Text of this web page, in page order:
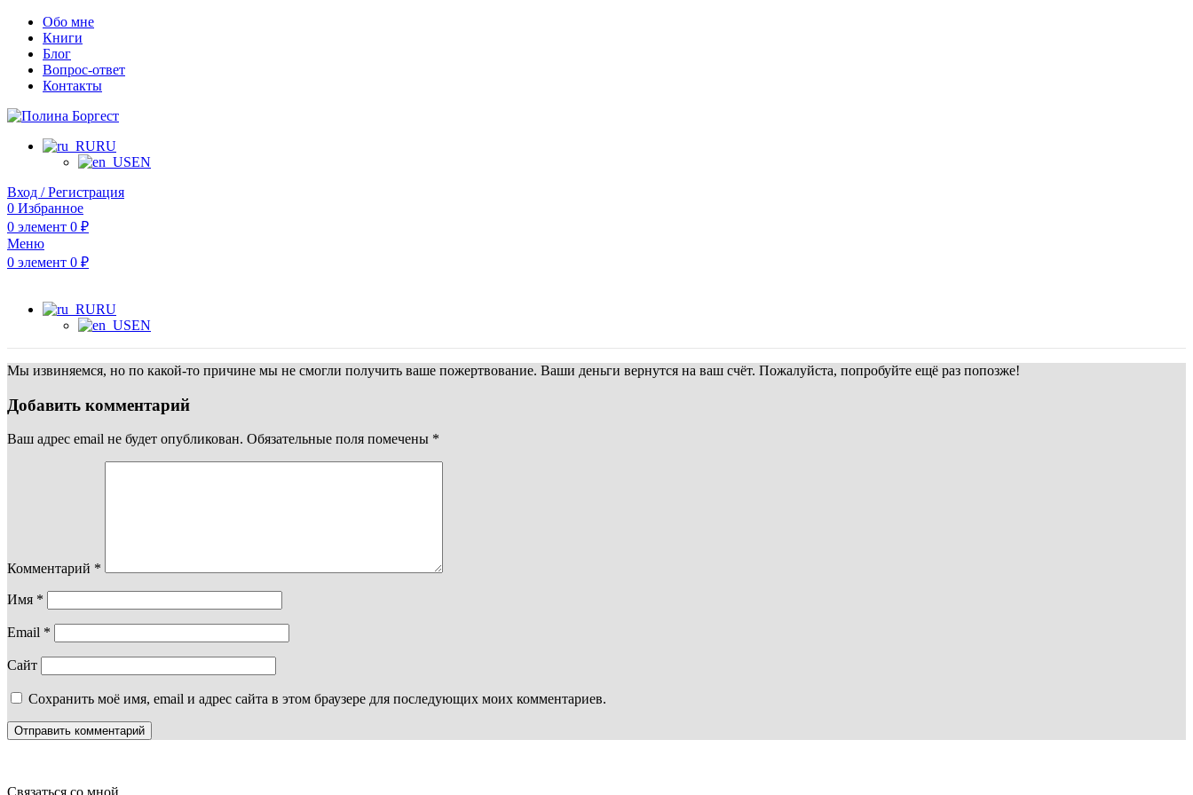
Обо мне
Книги
Блог
Вопрос-ответ
Контакты
RU
EN
Вход / Регистрация
0 Избранное
0 элемент 0 ₽
Меню
0 элемент 0 ₽
RU
EN
Мы извиняемся, но по какой-то причине мы не смогли получить ваше пожертвование. Ваши деньги вернутся на ваш счёт. Пожалуйста, попробуйте ещё раз попозже!
Добавить комментарий
Ваш адрес email не будет опубликован. Обязательные поля помечены *
Комментарий *
Имя *
Email *
Сайт
Сохранить моё имя, email и адрес сайта в этом браузере для последующих моих комментариев.